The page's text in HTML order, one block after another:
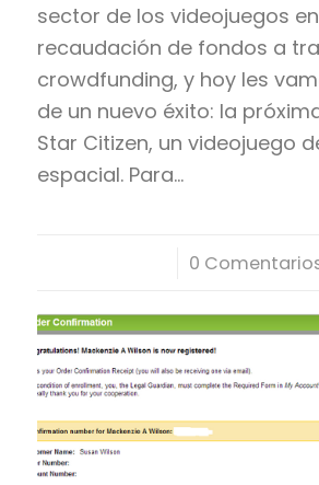
sector de los videojuegos
recaudación de fondos a
crowdfunding, y hoy les
de un nuevo éxito: la
Star Citizen, un videojuego
espacial. Para…
0